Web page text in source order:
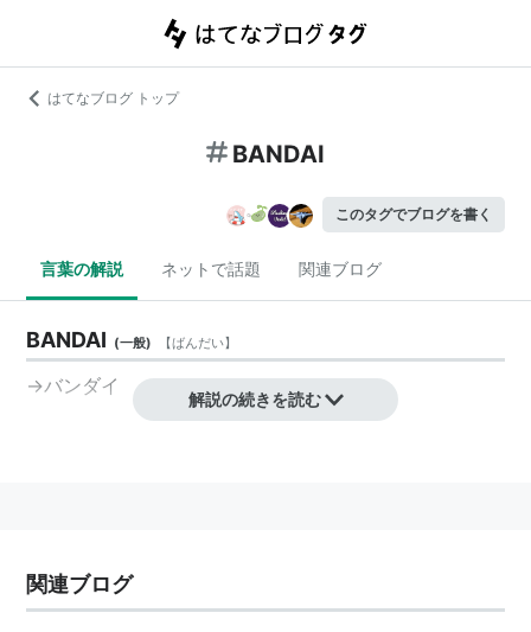
はてなブログ トップ
BANDAI
このタグでブログを書く
言葉の解説 ネットで話題 関連ブログ
BANDAI (一般) 【ばんだい】
→バンダイ
解説の続きを読む
関連ブログ